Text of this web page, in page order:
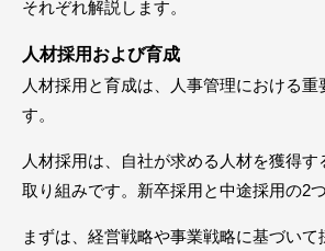
それぞれ解説します。
人材採用および育成
人材採用と育成は、人事管理における重
す。
人材採用は、自社が求める人材を獲得
取り組みです。新卒採用と中途採用の2
まずは、経営戦略や事業戦略に基づいて